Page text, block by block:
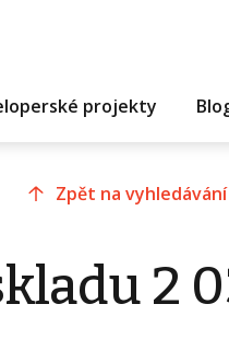
projekty
Zpět na vyhledávání
2